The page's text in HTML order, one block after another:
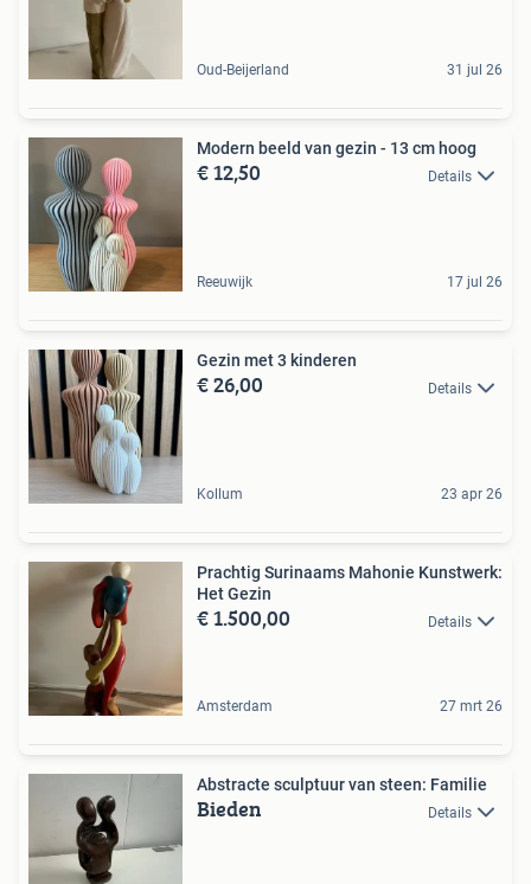
Oud-Beijerland 31 jul 26
Modern beeld van gezin - 13 cm hoog
€ 12,50 Details
Reeuwijk 17 jul 26
Gezin met 3 kinderen
€ 26,00 Details
Kollum 23 apr 26
Prachtig Surinaams Mahonie Kunstwerk:
Het Gezin
€ 1.500,00 Details
Amsterdam 27 mrt 26
Abstracte sculptuur van steen: Familie
Bieden Details